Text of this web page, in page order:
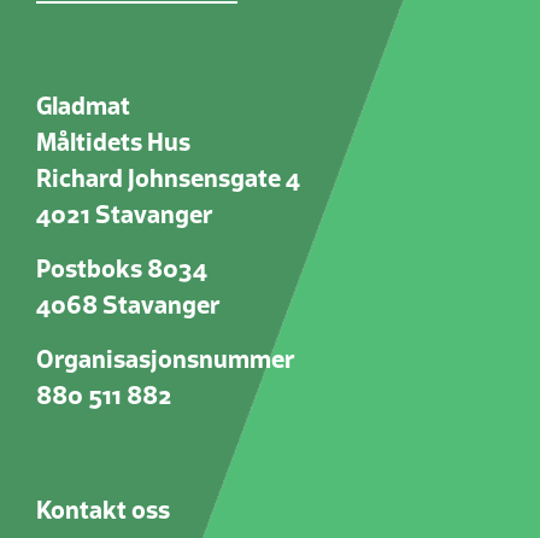
Gladmat
Måltidets Hus
Richard Johnsensgate 4
4021 Stavanger
Postboks 8034
4068 Stavanger
Organisasjonsnummer
880 511 882
Kontakt oss